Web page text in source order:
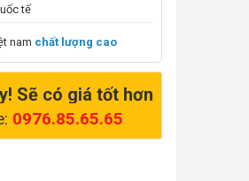
tế
nam chất lượng cao
Sẽ có giá tốt hơn
0976.85.65.65